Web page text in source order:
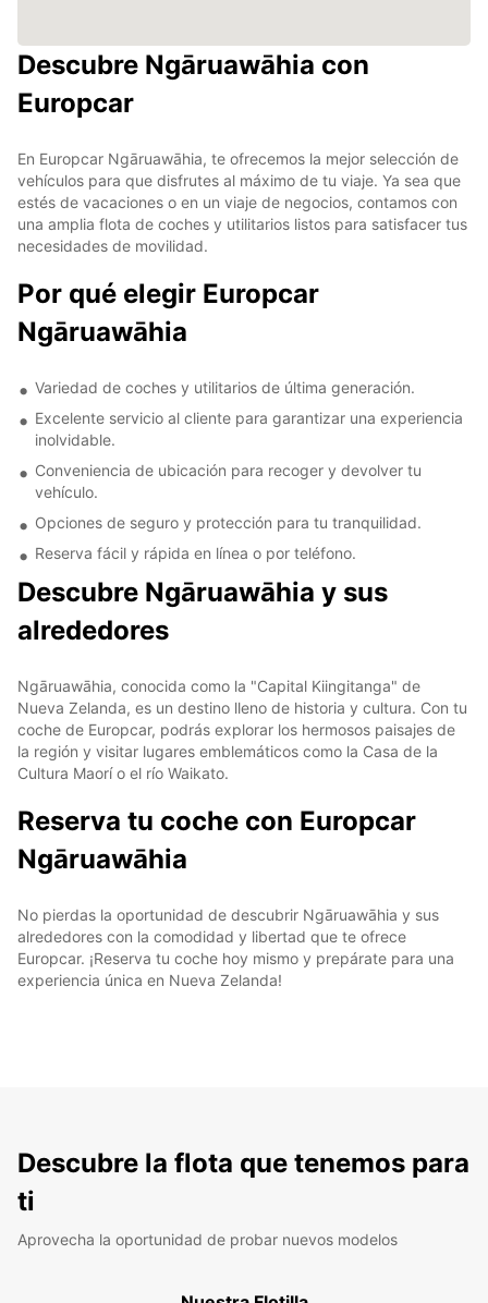
Descubre Ngāruawāhia con
Europcar
En Europcar Ngāruawāhia, te ofrecemos la mejor selección de
vehículos para que disfrutes al máximo de tu viaje. Ya sea que
estés de vacaciones o en un viaje de negocios, contamos con
una amplia flota de coches y utilitarios listos para satisfacer tus
necesidades de movilidad.
Por qué elegir Europcar
Ngāruawāhia
Variedad de coches y utilitarios de última generación.
Excelente servicio al cliente para garantizar una experiencia
inolvidable.
Conveniencia de ubicación para recoger y devolver tu
vehículo.
Opciones de seguro y protección para tu tranquilidad.
Reserva fácil y rápida en línea o por teléfono.
Descubre Ngāruawāhia y sus
alrededores
Ngāruawāhia, conocida como la "Capital Kiingitanga" de
Nueva Zelanda, es un destino lleno de historia y cultura. Con tu
coche de Europcar, podrás explorar los hermosos paisajes de
la región y visitar lugares emblemáticos como la Casa de la
Cultura Maorí o el río Waikato.
Reserva tu coche con Europcar
Ngāruawāhia
No pierdas la oportunidad de descubrir Ngāruawāhia y sus
alrededores con la comodidad y libertad que te ofrece
Europcar. ¡Reserva tu coche hoy mismo y prepárate para una
experiencia única en Nueva Zelanda!
Descubre la flota que tenemos para
ti
Aprovecha la oportunidad de probar nuevos modelos